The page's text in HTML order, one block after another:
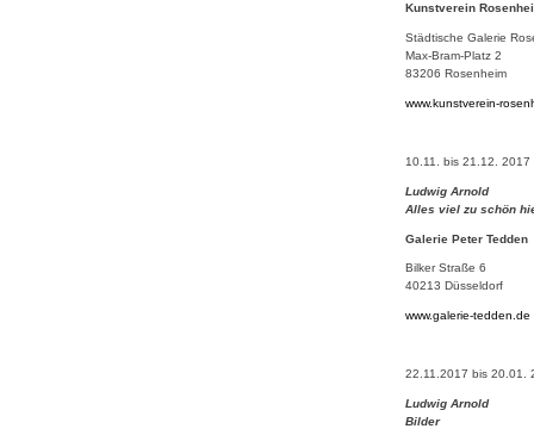
Kunstverein
Städtische Galerie
Max-Bram-Platz 2
83206 Rosenheim
www.kunstverein-
10.11. bis 21.12. 2017
Ludwig Arnold
Alles viel zu schön
Galerie Peter Tedden
Bilker Straße 6
40213 Düsseldorf
www.galerie-tedden.de
22.11.2017 bis 20.01.
Ludwig Arnold
Bilder